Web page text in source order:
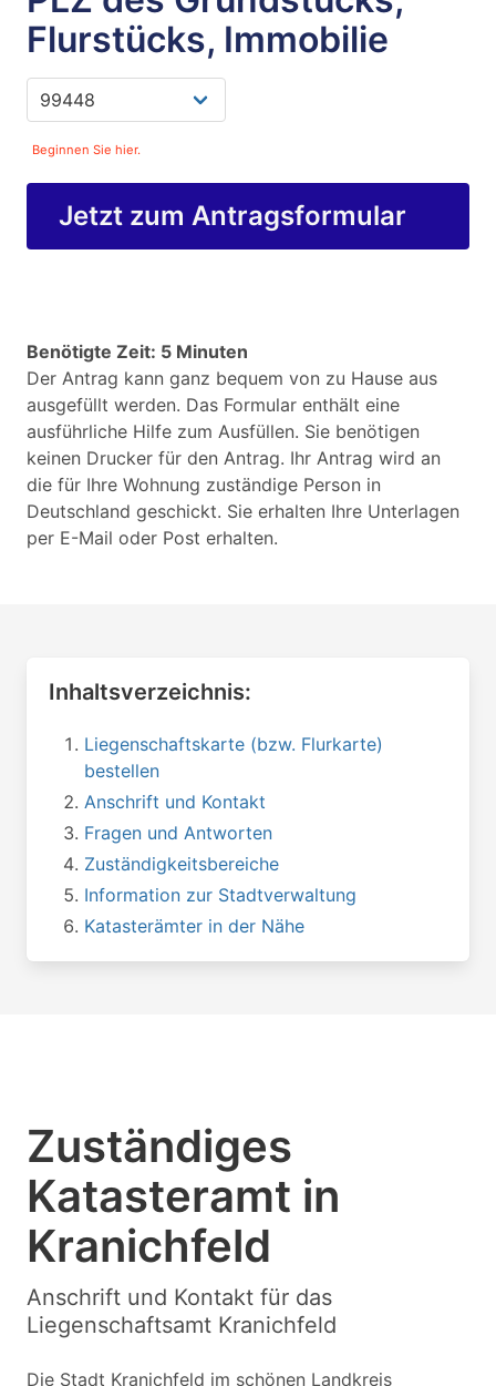
Flurstücks, Immobilie
Beginnen Sie hier.
Jetzt zum Antragsformular
Benötigte Zeit: 5 Minuten
Der Antrag kann ganz bequem von zu Hause aus
ausgefüllt werden. Das Formular enthält eine
ausführliche Hilfe zum Ausfüllen. Sie benötigen
keinen Drucker für den Antrag. Ihr Antrag wird an
die für Ihre Wohnung zuständige Person in
Deutschland geschickt. Sie erhalten Ihre Unterlagen
per E-Mail oder Post erhalten.
Inhaltsverzeichnis:
Liegenschaftskarte (bzw. Flurkarte)
bestellen
Anschrift und Kontakt
Fragen und Antworten
Zuständigkeitsbereiche
Information zur Stadtverwaltung
Katasterämter in der Nähe
Zuständiges
Katasteramt in
Kranichfeld
Anschrift und Kontakt für das
Liegenschaftsamt Kranichfeld
Die Stadt Kranichfeld im schönen Landkreis